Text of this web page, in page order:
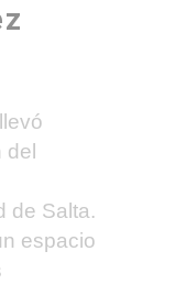
del
de Salta.
espacio